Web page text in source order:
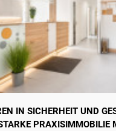
IN SICHERHEIT UND
PRAXISIMMOBILIE